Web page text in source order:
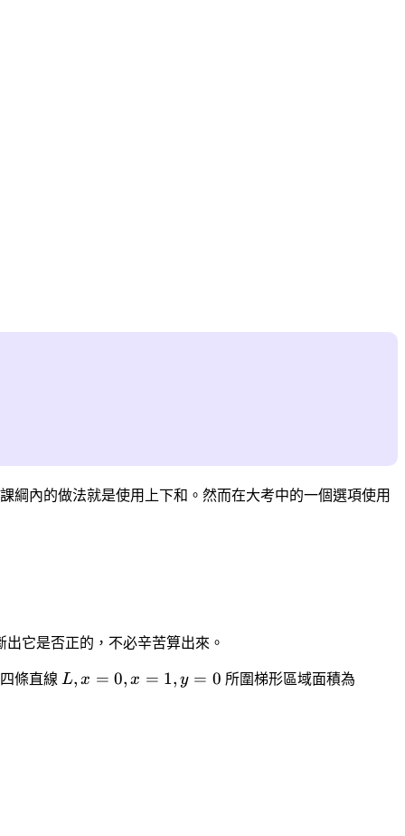
綱內的做法就是使用上下和。然而在大考中的一個選項使用
它是否正的，不必辛苦算出來。
條直線 L, x = 0, x = 1, y = 0 所圍梯形區域面積為